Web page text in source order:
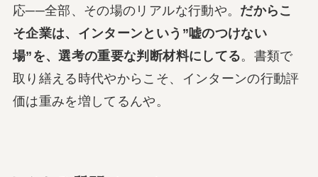
応──全部、その場のリアルな行動や。 だからこ
そ企業は、インターンという”嘘のつけない
場”を、選考の重要な判断材料にしてる。書類で
取り繕える時代やからこそ、インターンの行動評
価は重みを増してるんや。